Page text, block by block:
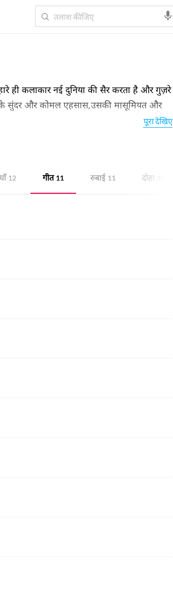
ही कलाकार नई दुनिया की सैर करता है और गुज़रे
के सुंदर और कोमल एहसास,उसकी मासूमियत और
विधा में बचपन के इस एहसास की तर्जुमानी भी की
का बदल है।
पूरा देखिए
12 गीत 11 रुबाई 11 दोहा